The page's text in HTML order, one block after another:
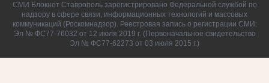
СМИ Блокнот Ставрополь зарегистрировано Федеральной службой по
надзору в сфере связи, информационных технологий и массовых
коммуникаций (Роскомнадзор). Реестровая запись о регистрации СМИ:
Эл № ФС77-76032 от 12 июля 2019 г. (Первоначальное свидетельство
Эл № ФС77-62273 от 03 июля 2015 г.)